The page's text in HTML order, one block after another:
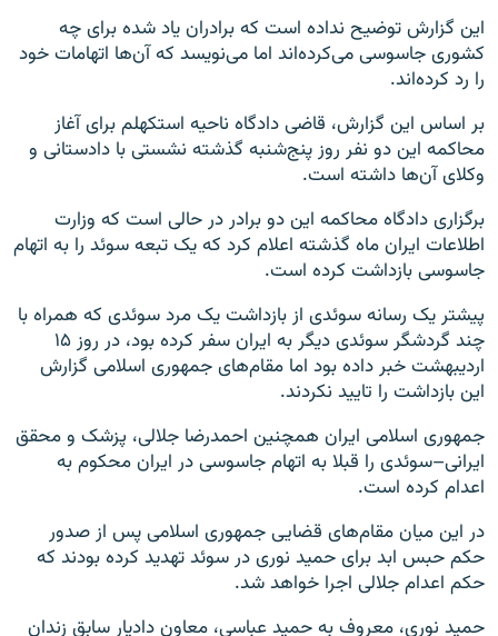
این گزارش توضیح نداده است که برادران یاد شده برای چه
کشوری جاسوسی می‌کرده‌اند اما می‌نویسد که آن‌ها اتهامات خود
را رد کرده‌اند.
بر اساس این گزارش، قاضی دادگاه ناحیه استکهلم برای آغاز
محاکمه این دو نفر روز پنج‌شنبه گذشته نشستی با دادستانی و
وکلای آن‌ها داشته است.
برگزاری دادگاه محاکمه این دو برادر در حالی است که وزارت
اطلاعات ایران ماه گذشته اعلام کرد که یک تبعه سوئد را به اتهام
جاسوسی بازداشت کرده است.
پیشتر یک رسانه سوئدی از بازداشت یک مرد سوئدی که همراه با
چند گردشگر سوئدی‌ دیگر به ایران سفر کرده بود، در روز ۱۵
اردیبهشت خبر داده بود اما مقام‌های جمهوری اسلامی گزارش
این بازداشت را تایید نکردند.
جمهوری اسلامی ایران همچنین احمدرضا جلالی، پزشک و محقق
ایرانی–سوئدی را قبلا به اتهام جاسوسی در ایران محکوم به
اعدام کرده است.
در این میان مقام‌های قضایی جمهوری اسلامی پس از صدور
حکم حبس ابد برای حمید نوری در سوئد تهدید کرده بودند که
حکم اعدام جلالی اجرا خواهد شد.
حمید نوری، معروف به حمید عباسی، معاون دادیار سابق زندان